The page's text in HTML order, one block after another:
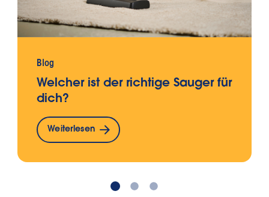
Blog
Welcher ist der richtige Sauger für
dich?
Weiterlesen